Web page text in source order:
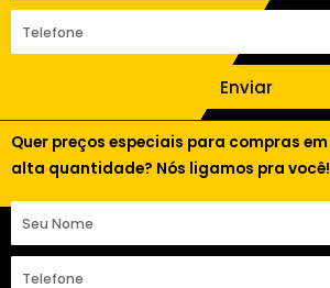
Enviar
Quer preços especiais para compras em
alta quantidade? Nós ligamos pra você!